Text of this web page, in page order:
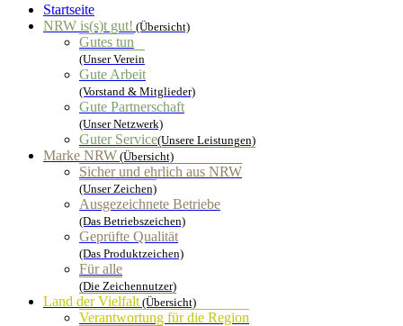
Startseite
NRW is(s)t gut! (Übersicht)
Gutes tun
(Unser Verein
Gute Arbeit
(Vorstand & Mitglieder)
Gute Partnerschaft
(Unser Netzwerk)
Guter Service(Unsere Leistungen)
Marke NRW (Übersicht)
Sicher und ehrlich aus NRW
(Unser Zeichen)
Ausgezeichnete Betriebe
(Das Betriebszeichen)
Geprüfte Qualität
(Das Produktzeichen)
Für alle
(Die Zeichennutzer)
Land der Vielfalt(Übersicht)
Verantwortung für die Region